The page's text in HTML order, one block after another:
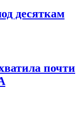
десяткам
почти